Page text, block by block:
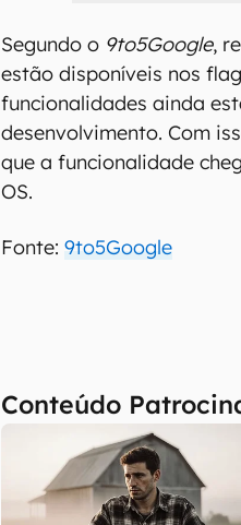
Segundo o 9to5Google,
estão disponíveis nos
funcionalidades ainda
desenvolvimento. Com
que a funcionalidade
OS.
Fonte:9to5Google